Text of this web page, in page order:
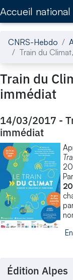
Accueil national
CNRS-Hebdo
Train du
Train du
immédiat
14/03/2017 -
immédiat
Édition Alpes